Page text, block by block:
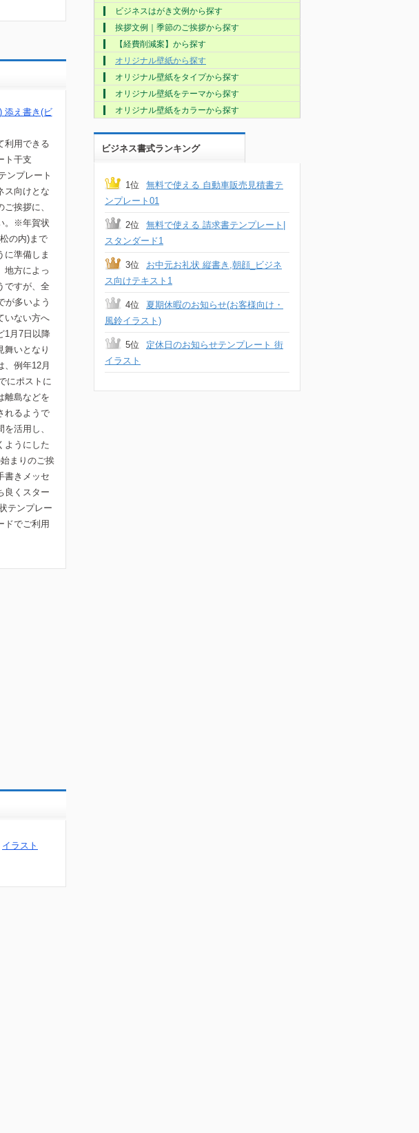
添え書き(ビ
利用できる
ト干支
ンプレート
ス向けとな
挨拶に、
。※年賀状
の内)まで
に準備しま
地方によっ
ですが、全
が多いよう
いない方へ
1月7日以降
舞いとなり
、例年12月
にポストに
離島などを
れるようで
活用し、
ようにした
まりのご挨
書きメッセ
良くスター
テンプレー
ドでご利用
イラスト
ビジネスはがき文例から探す
挨拶文例｜季節のご挨拶から探す
【経費削減案】から探す
オリジナル壁紙から探す
オリジナル壁紙をタイプから探す
オリジナル壁紙をテーマから探す
オリジナル壁紙をカラーから探す
ビジネス書式ランキング
1位
無料で使える 自動車販売見積書テ
ンプレート01
2位
無料で使える 請求書テンプレート|
スタンダード1
3位
お中元お礼状 縦書き,朝顔_ビジネ
ス向けテキスト1
4位
夏期休暇のお知らせ(お客様向け・
風鈴イラスト)
5位
定休日のお知らせテンプレート 街
イラスト